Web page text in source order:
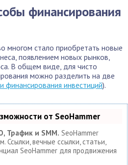
финансирования
многом стало приобретать новые
появлением новых рынков,
В общем виде, для чисто
можно разделить на две
финансирования инвестиций).
от SeoHammer
Трафик и SMM. SeoHammer
вечные ссылки, статьи,
SeoHammer для продвижения